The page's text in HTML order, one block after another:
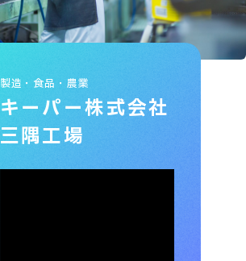
製造・食品・農業
キーパー株式会社
三隅工場